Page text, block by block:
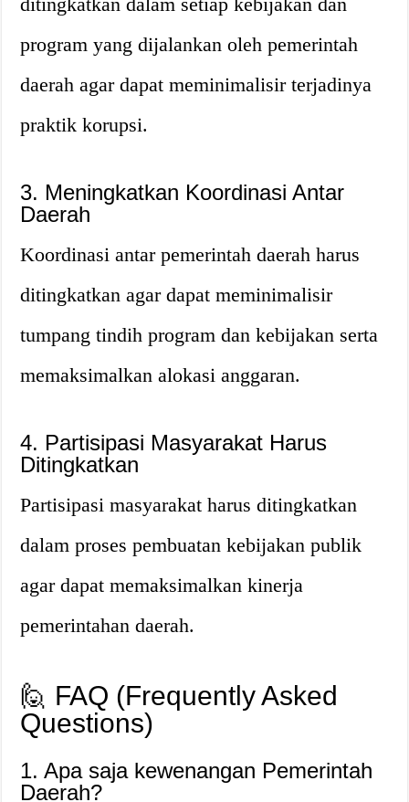
program yang dijalankan oleh pemerintah
daerah agar dapat meminimalisir terjadinya
praktik korupsi.
3. Meningkatkan Koordinasi Antar
Daerah
Koordinasi antar pemerintah daerah harus
ditingkatkan agar dapat meminimalisir
tumpang tindih program dan kebijakan serta
memaksimalkan alokasi anggaran.
4. Partisipasi Masyarakat Harus
Ditingkatkan
Partisipasi masyarakat harus ditingkatkan
dalam proses pembuatan kebijakan publik
agar dapat memaksimalkan kinerja
pemerintahan daerah.
🙋 FAQ (Frequently Asked
Questions)
1. Apa saja kewenangan Pemerintah
Daerah?